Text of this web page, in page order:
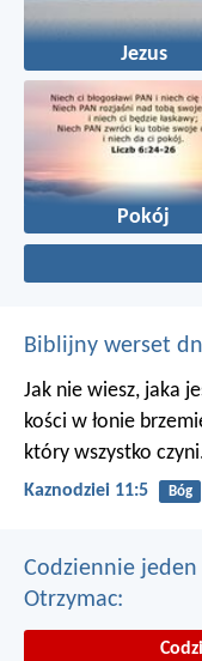
Jezus
Pokój
Biblijny werset
Jak nie wiesz, jaka
kości w łonie
który wszystko
Kaznodziei 11:5 Bóg
Codziennie jeden
Otrzymac: